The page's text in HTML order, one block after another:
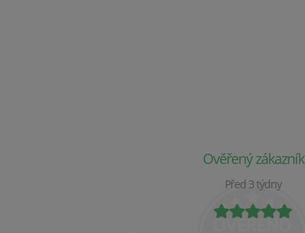
Ověřený zákazník
Před 3 týdny